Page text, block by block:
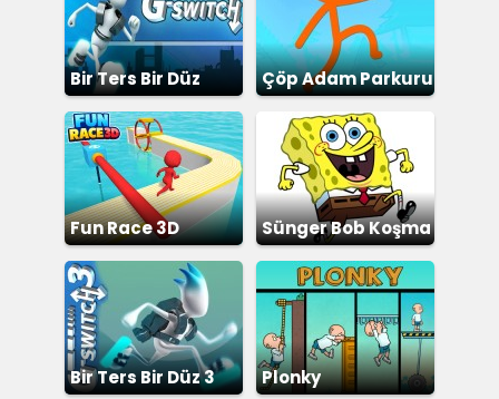
Bir Ters Bir Düz Çöp Adam Parkuru
Fun Race 3D Sünger Bob Koşma
Bir Ters Bir Düz 3 Plonky